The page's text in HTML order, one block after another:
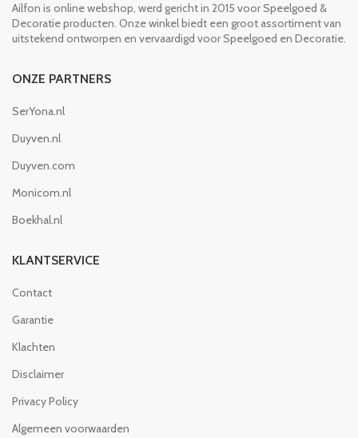
Ailfon is online webshop, werd gericht in 2015 voor Speelgoed &
Decoratie producten. Onze winkel biedt een groot assortiment van
uitstekend ontworpen en vervaardigd voor Speelgoed en Decoratie.
ONZE PARTNERS
SerYona.nl
Duyven.nl
Duyven.com
Monicom.nl
Boekhal.nl
KLANTSERVICE
Contact
Garantie
Klachten
Disclaimer
Privacy Policy
Algemeen voorwaarden